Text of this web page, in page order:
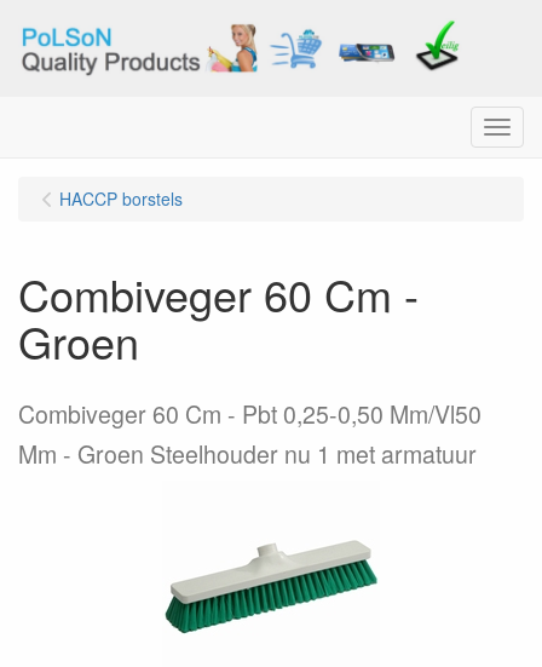
Menu
HACCP borstels
Combiveger 60 Cm -
Groen
Combiveger 60 Cm - Pbt 0,25-0,50 Mm/Vl50
Mm - Groen Steelhouder nu 1 met armatuur